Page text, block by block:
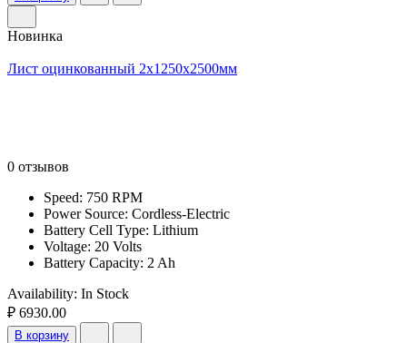
Новинка
Лист оцинкованный 2x1250x2500мм
0 отзывов
Speed: 750 RPM
Power Source: Cordless-Electric
Battery Cell Type: Lithium
Voltage: 20 Volts
Battery Capacity: 2 Ah
Availability: In Stock
₽ 6930.00
В корзину